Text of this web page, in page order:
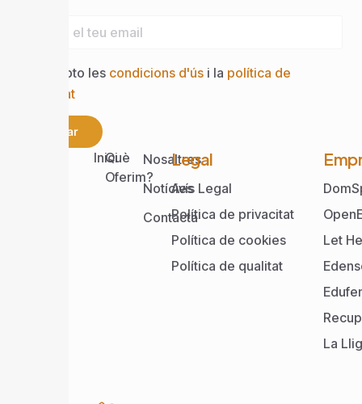
Accepto les condicions d'ús i la política de
privacitat
Enviar
IniciQuè
Oferim?
Nosaltres
Notícies
Contacta
Legal
Avís Legal
Política de privacitat
Política de cookies
Política de qualitat
Let
La